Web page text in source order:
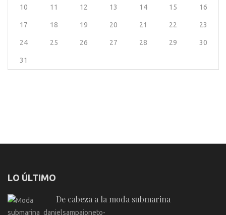
10 11 12 13 14 15 16
17 18 19 20 21 22 23
24 25 26 27 28 29 30
31
LO ÚLTIMO
De cabeza a la moda submarina